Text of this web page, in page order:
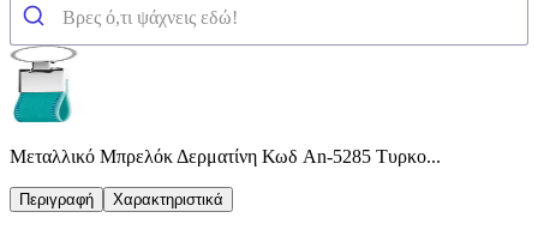
Μεταλλικό Μπρελόκ Δερματίνη Κωδ An-5285 Τυρκο...
Περιγραφή Χαρακτηριστικά